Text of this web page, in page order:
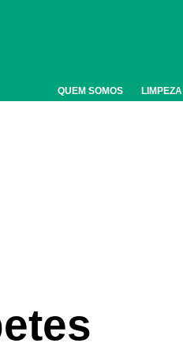
QUEM SOMOS